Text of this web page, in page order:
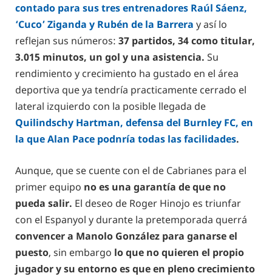
contado para sus tres entrenadores Raúl Sáenz,
‘Cuco’ Ziganda y Rubén de la Barrera y así lo
reflejan sus números: 37 partidos, 34 como titular,
3.015 minutos, un gol y una asistencia. Su
rendimiento y crecimiento ha gustado en el área
deportiva que ya tendría practicamente cerrado el
lateral izquierdo con la posible llegada de
Quilindschy Hartman, defensa del Burnley FC, en
la que Alan Pace podnría todas las facilidades.
Aunque, que se cuente con el de Cabrianes para el
primer equipo no es una garantía de que no
pueda salir. El deseo de Roger Hinojo es triunfar
con el Espanyol y durante la pretemporada querrá
convencer a Manolo González para ganarse el
puesto, sin embargo lo que no quieren el propio
jugador y su entorno es que en pleno crecimiento